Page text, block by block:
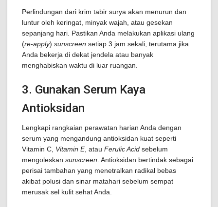
Perlindungan dari krim tabir surya akan menurun dan
luntur oleh keringat, minyak wajah, atau gesekan
sepanjang hari. Pastikan Anda melakukan aplikasi ulang
(re-apply) sunscreen setiap 3 jam sekali, terutama jika
Anda bekerja di dekat jendela atau banyak
menghabiskan waktu di luar ruangan.
3. Gunakan Serum Kaya
Antioksidan
Lengkapi rangkaian perawatan harian Anda dengan
serum yang mengandung antioksidan kuat seperti
Vitamin C, Vitamin E, atau Ferulic Acid sebelum
mengoleskan sunscreen . Antioksidan bertindak sebagai
perisai tambahan yang menetralkan radikal bebas
akibat polusi dan sinar matahari sebelum sempat
merusak sel kulit sehat Anda.